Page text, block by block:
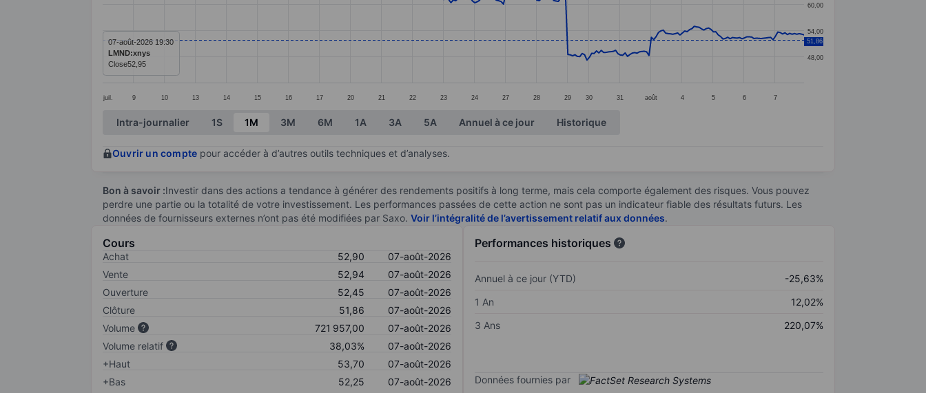
juil. 9 10 13 14 15 16 17 20 21 22 23 24 27 28 29 30 31 août 4 5 6 7
48,00
54,00
60,00
51,86
07-août-2026 19:30
LMND:xnys
Close52,95
End of interactive chart.
Intra-journalier 1S 1M 3M 6M 1A 3A 5A Annuel à ce jour Historique
Ouvrir un compte pour accéder à d’autres outils techniques et d’analyses.
Bon à savoir :Investir dans des actions a tendance à générer des rendements positifs à long terme, mais cela comporte également des risques. Vous pouvez
perdre une partie ou la totalité de votre investissement. Les performances passées de cette action ne sont pas un indicateur fiable des résultats futurs. Les
données de fournisseurs externes n’ont pas été modifiées par Saxo. Voir l’intégralité de l’avertissement relatif aux données.
Cours
Achat 52,90
07-août-2026
Vente
52,94
07-août-2026
Ouverture
52,45
07-août-2026
Clôture
51,86
07-août-2026
Volume
721 957,00
07-août-2026
Volume relatif
38,03%
07-août-2026
+Haut
53,70
07-août-2026
+Bas
52,25 07-août-2026
Performances historiques
Annuel à ce jour (YTD)
-25,63%
1 An
12,02%
3 Ans
220,07%
Données fournies par